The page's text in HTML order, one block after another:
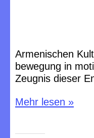
Armenischen
bewegung in
Zeugnis dieser
Mehr lesen »